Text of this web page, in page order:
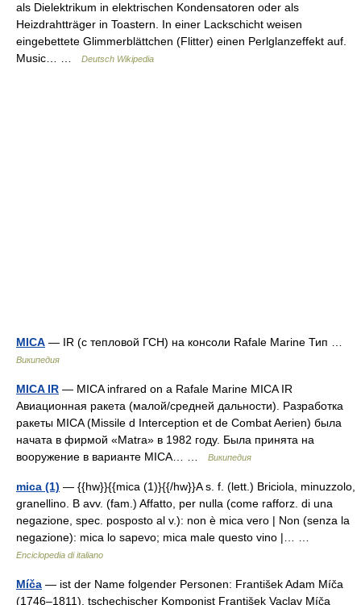
als Dielektrikum in elektrischen Kondensatoren oder als
Heizdrahtträger in Toastern. In einer Lackschicht weisen
eingebettete Glimmerblättchen (Flitter) einen Perlglanzeffekt auf.
Music… …
Deutsch Wikipedia
MICA — IR (с тепловой ГСН) на консоли Rafale Marine Тип …
Википедия
MICA IR — MICA infrared on a Rafale Marine MICA IR
Авиационная ракета (малой/средней дальности). Разработка
ракеты MICA (Missile d Interception et de Combat Aerien) была
начата в фирмой «Matra» в 1982 году. Была принята на
вооружение в варианте MICA… …
Википедия
mica (1) — {{hw}}{{mica (1)}{{/hw}}A s. f. (lett.) Briciola, minuzzolo,
granellino. B avv. (fam.) Affatto, per nulla (come rafforz. di una
negazione, spec. posposto al v.): non è mica vero | Non (senza la
negazione): mica lo sapevo; mica male questo vino |… …
Enciclopedia di italiano
Míča — ist der Name folgender Personen: František Adam Míča
(1746–1811), tschechischer Komponist František Vaclav Míča